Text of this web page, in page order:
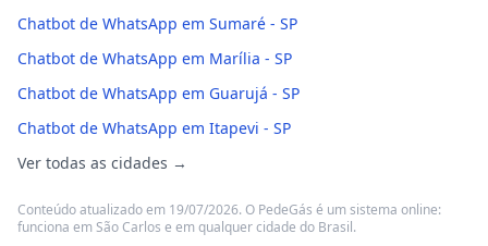
Chatbot de WhatsApp em Sumaré - SP
Chatbot de WhatsApp em Marília - SP
Chatbot de WhatsApp em Guarujá - SP
Chatbot de WhatsApp em Itapevi - SP
Ver todas as cidades →
Conteúdo atualizado em 19/07/2026. O PedeGás é um sistema online:
funciona em São Carlos e em qualquer cidade do Brasil.